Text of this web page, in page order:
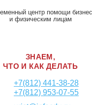
центр помощи
и физическим лицам
ЗНАЕМ,
ЧТО И КАК ДЕЛАТЬ
+7(812) 441-38-28
+7(812) 953-07-55